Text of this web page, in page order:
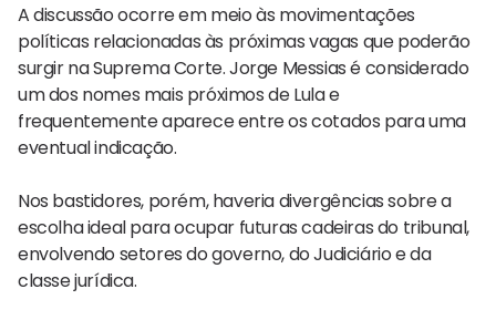
A discussão ocorre em meio às movimentações
políticas relacionadas às próximas vagas que poderão
surgir na Suprema Corte. Jorge Messias é considerado
um dos nomes mais próximos de Lula e
frequentemente aparece entre os cotados para uma
eventual indicação.
Nos bastidores, porém, haveria divergências sobre a
escolha ideal para ocupar futuras cadeiras do tribunal,
envolvendo setores do governo, do Judiciário e da
classe jurídica.